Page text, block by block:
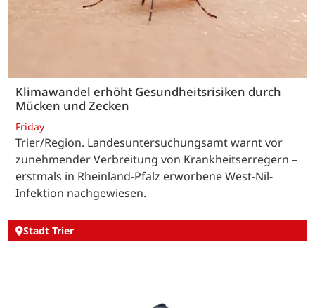
Klimawandel erhöht Gesundheitsrisiken durch
Mücken und Zecken
Friday
Trier/Region. Landesuntersuchungsamt warnt vor
zunehmender Verbreitung von Krankheitserregern –
erstmals in Rheinland-Pfalz erworbene West-Nil-
Infektion nachgewiesen.
Stadt Trier